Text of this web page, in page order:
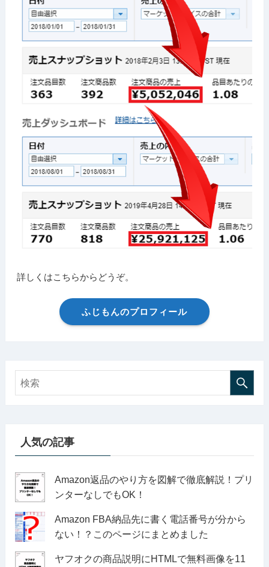
詳しくはこちらからどうぞ。
ふじもんのプロフィール
人気の記事
Amazon返品のやり方を図解で徹底解説！プリ
ンターなしでもOK！
Amazon FBA納品先に書く電話番号が分から
ない！？このページにまとめました
ヤフオクの商品説明にHTMLで無料画像を11